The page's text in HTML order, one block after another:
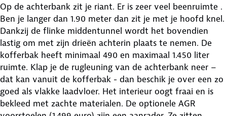
Op de achterbank zit je riant. Er is zeer veel beenruimte .
Ben je langer dan 1.90 meter dan zit je met je hoofd knel.
Dankzij de flinke middentunnel wordt het bovendien
lastig om met zijn drieën achterin plaats te nemen. De
kofferbak heeft minimaal 490 en maximaal 1.450 liter
ruimte. Klap je de rugleuning van de achterbank neer –
dat kan vanuit de kofferbak - dan beschik je over een zo
goed als vlakke laadvloer. Het interieur oogt fraai en is
bekleed met zachte materialen. De optionele AGR